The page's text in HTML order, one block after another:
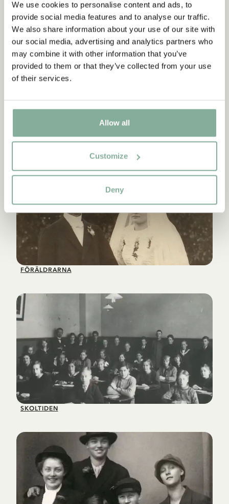
We use cookies to personalise content and ads, to
provide social media features and to analyse our traffic.
We also share information about your use of our site with
our social media, advertising and analytics partners who
may combine it with other information that you’ve
provided to them or that they’ve collected from your use
of their services.
Allow all
Customize
Deny
(1975)
FLER CITAT
FÖRÄLDRARNA
SKOLTIDEN